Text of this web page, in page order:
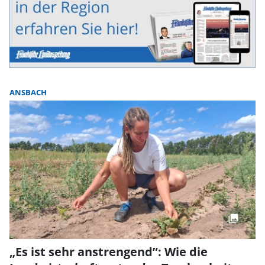
ANSBACH
„Es ist sehr anstrengend”: Wie die